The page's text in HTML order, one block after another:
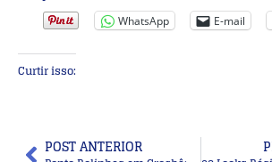
WhatsApp E-mail
Curtir isso:
POST ANTERIOR